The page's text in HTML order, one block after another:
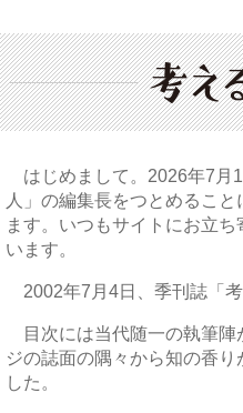
はじめまして。2026年7月
人」の編集長をつとめるこ
ます。いつもサイトにお立
います。
2002年7月4日、季刊誌「考
目次には当代随一の執筆陣
ジの誌面の隅々から知の香
した。